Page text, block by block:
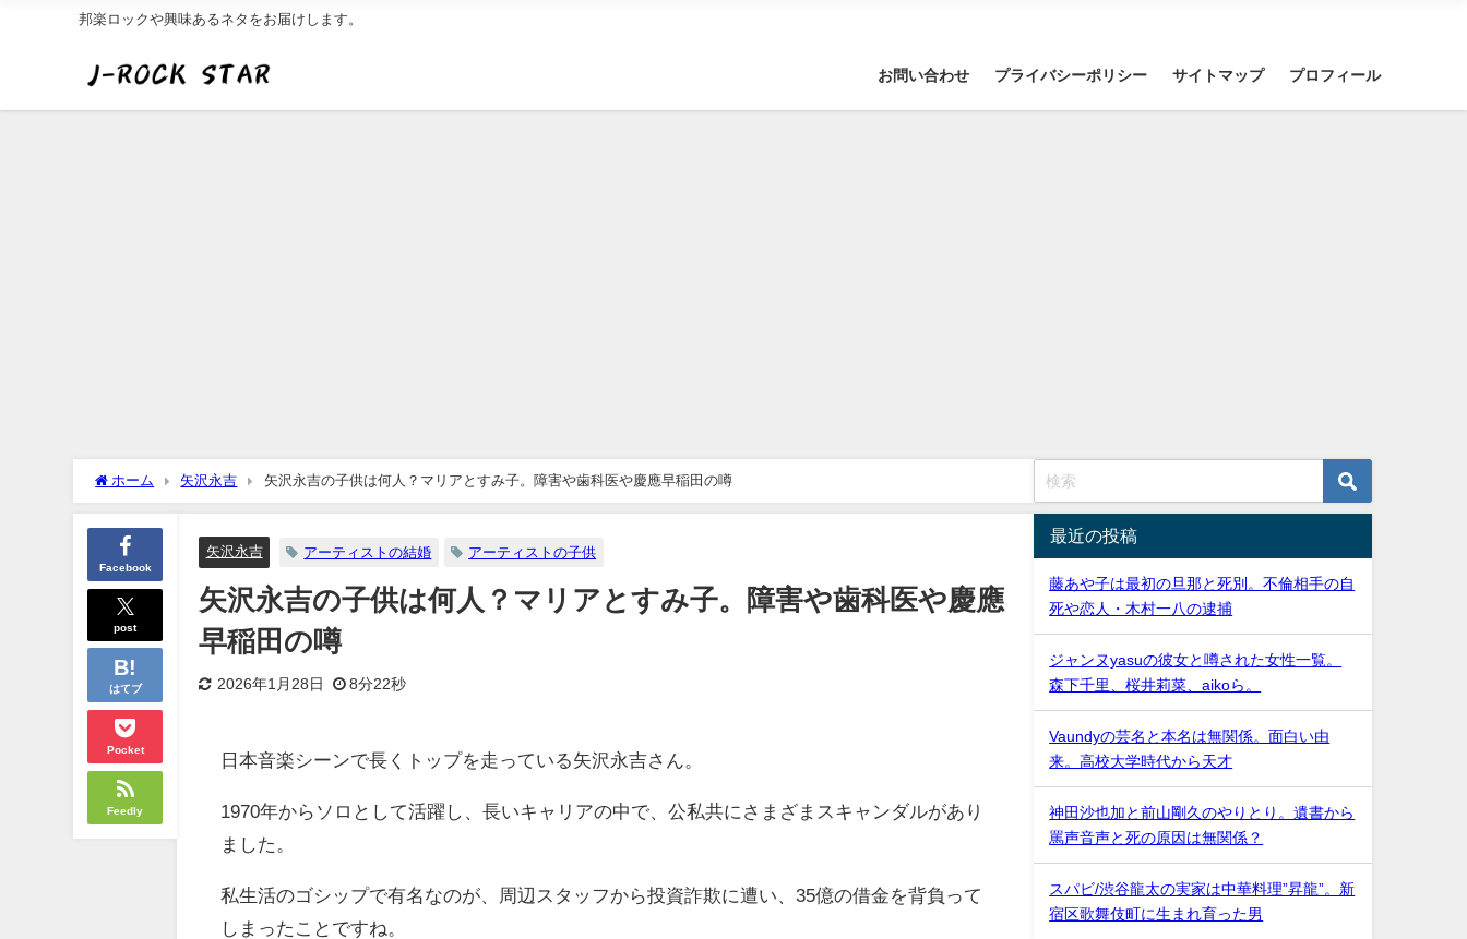
邦楽ロックや興味あるネタをお届けします。
お問い合わせ プライバシーポリシー サイトマップ プロフィール
ホーム 矢沢永吉 矢沢永吉の子供は何人？マリアとすみ子。障害や歯科医や慶應早稲田の噂
Facebook
post
はてブ
Pocket
Feedly
矢沢永吉 アーティストの結婚 アーティストの子供
矢沢永吉の子供は何人？マリアとすみ子。障害や歯科医や慶應
早稲田の噂
2026年1月28日 8分22秒
日本音楽シーンで長くトップを走っている矢沢永吉さん。
1970年からソロとして活躍し、長いキャリアの中で、公私共にさまざまスキャンダルがあり
ました。
私生活のゴシップで有名なのが、周辺スタッフから投資詐欺に遭い、35億の借金を背負って
しまったことですね。
最近の投稿
藤あや子は最初の旦那と死別。不倫相手の自
死や恋人・木村一八の逮捕
ジャンヌyasuの彼女と噂された女性一覧。
森下千里、桜井莉菜、aikoら。
Vaundyの芸名と本名は無関係。面白い由
来。高校大学時代から天才
神田沙也加と前山剛久のやりとり。遺書から
罵声音声と死の原因は無関係？
スパビ/渋谷龍太の実家は中華料理”昇龍”。新
宿区歌舞伎町に生まれ育った男